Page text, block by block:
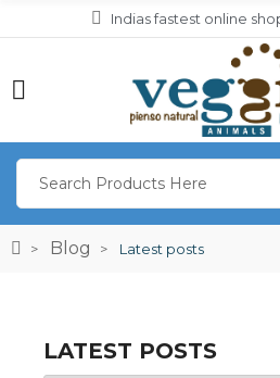
Indias fastest online
Blog Latest posts
LATEST POSTS